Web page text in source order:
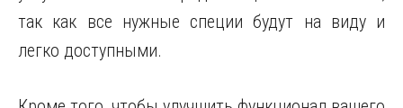
так как все нужные специи будут на виду и
легко доступными.